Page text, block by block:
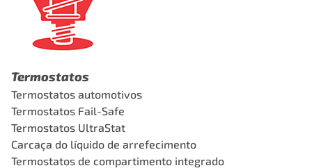
Termostatos
Termostatos automotivos
Termostatos Fail-Safe
Termostatos UltraStat
Carcaça do líquido de arrefecimento
Termostatos de compartimento integrado